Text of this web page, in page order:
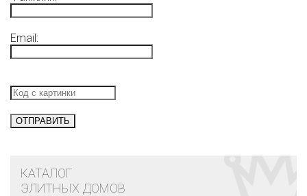
Email:
КАТАЛОГ
ЭЛИТНЫХ ДОМОВ